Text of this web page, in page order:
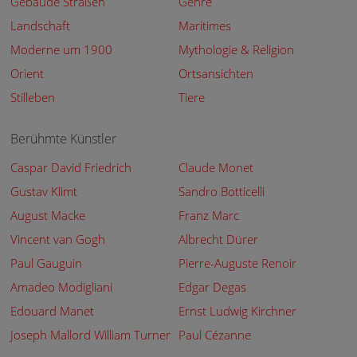
Landschaft
Maritimes
Moderne um 1900
Mythologie & Religion
Orient
Ortsansichten
Stilleben
Tiere
Berühmte Künstler
Caspar David Friedrich
Claude Monet
Gustav Klimt
Sandro Botticelli
August Macke
Franz Marc
Vincent van Gogh
Albrecht Dürer
Paul Gauguin
Pierre-Auguste Renoir
Amadeo Modigliani
Edgar Degas
Edouard Manet
Ernst Ludwig Kirchner
Joseph Mallord William Turner Paul Cézanne